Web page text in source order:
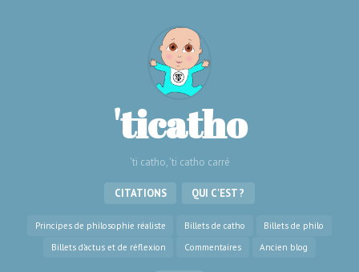
'ticatho
'ti catho, 'ti catho carré
CITATIONS QUI C'EST ?
Principes de philosophie réaliste Billets de catho
Billets de philo
Billets d'actus et de réflexion
Commentaires Ancien blog